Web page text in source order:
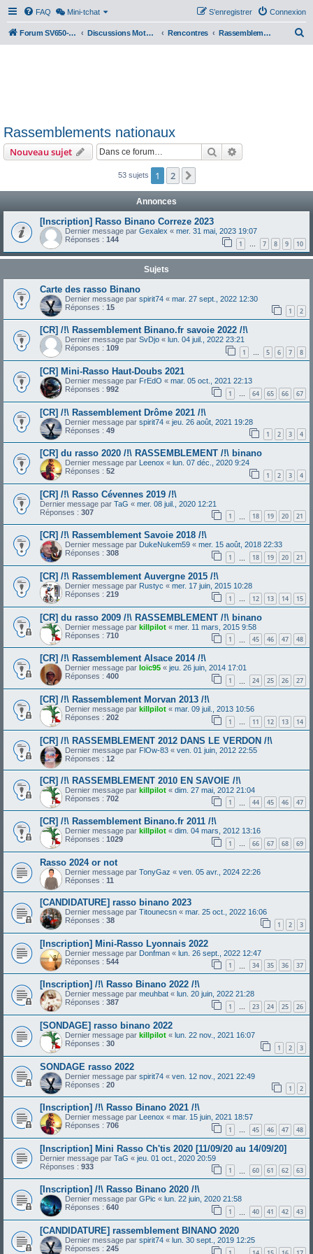
FAQ Mini-tchat Connexion
S’enregistrer
Forum SV650-SV1000 Discussions Motos & Motard(e)s Rencontres Rassemblements nationaux
Rassemblements nationaux
Nouveau sujet Rechercher
53 sujets 1 2
Annonces
[Inscription] Rasso Binano Correze 2023
Dernier message par Gexalex « mer. 31 mai, 2023 19:07
Réponses : 144 1 … 7 8 9 10
Sujets
Carte des rasso Binano
Dernier message par spirit74 « mar. 27 sept., 2022 12:30
Réponses : 15 1 2
[CR] /!\ Rassemblement Binano.fr savoie 2022 /!\
Dernier message par SvDjo « lun. 04 juil., 2022 23:21
Réponses : 109 1 … 5 6 7 8
[CR] Mini-Rasso Haut-Doubs 2021
Dernier message par FrEdO « mar. 05 oct., 2021 22:13
Réponses : 992 1 … 64 65 66 67
[CR] /!\ Rassemblement Drôme 2021 /!\
Dernier message par spirit74 « jeu. 26 août, 2021 19:28
Réponses : 49 1 2 3 4
[CR] du rasso 2020 /!\ RASSEMBLEMENT /!\ binano
Dernier message par Leenox « lun. 07 déc., 2020 9:24
Réponses : 52 1 2 3 4
[CR] /!\ Rasso Cévennes 2019 /!\
Dernier message par TaG « mer. 08 juil., 2020 12:21
Réponses : 307 1 18 19 20 21
[CR] /!\ Rassemblement Savoie 2018 /!\
Dernier message par DukeNukem59 « mer. 15 août, 2018 22:33
Réponses : 308 1 18 19 20 21
[CR] /!\ Rassemblement Auvergne 2015 /!\
Dernier message par Rustyc « mer. 17 juin, 2015 10:28
Réponses : 219 1 … 12 13 14 15
[CR] du rasso 2009 /!\ RASSEMBLEMENT /!\ binano
Dernier message par killpilot « mer. 11 mars, 2015 9:58
Réponses : 710 1 45 46 47 48
[CR] /!\ Rassemblement Alsace 2014 /!\
Dernier message par loïc95 « jeu. 26 juin, 2014 17:01
Réponses : 400 1 24 25 26 27
[CR] /!\ Rassemblement Morvan 2013 /!\
Dernier message par killpilot « mar. 09 juil., 2013 10:56
Réponses : 202 1 … 11 12 13 14
[CR] /!\ RASSEMBLEMENT 2012 DANS LE VERDON /!\
Dernier message par FlOw-83 « ven. 01 juin, 2012 22:55
Réponses : 12
[CR] /!\ RASSEMBLEMENT 2010 EN SAVOIE /!\
Dernier message par killpilot « dim. 27 mai, 2012 21:04
Réponses : 702 1 44 45 46 47
[CR] /!\ Rassemblement Binano.fr 2011 /!\
Dernier message par killpilot « dim. 04 mars, 2012 13:16
Réponses : 1029 1 … 66 67 68 69
Rasso 2024 or not
Dernier message par TonyGaz « ven. 05 avr., 2024 22:26
Réponses : 11
[CANDIDATURE] rasso binano 2023
Dernier message par Titounecsn « mar. 25 oct., 2022 16:06
Réponses : 38 1 2 3
[Inscription] Mini-Rasso Lyonnais 2022
Dernier message par Donfman « lun. 26 sept., 2022 12:47
Réponses : 544 1 34 35 36 37
[Inscription] /!\ Rasso Binano 2022 /!\
Dernier message par meuhbat « lun. 20 juin, 2022 21:28
Réponses : 387 1 … 23 24 25 26
[SONDAGE] rasso binano 2022
Dernier message par killpilot « lun. 22 nov., 2021 16:07
Réponses : 30 1 2 3
SONDAGE rasso 2022
Dernier message par spirit74 « ven. 12 nov., 2021 22:49
Réponses : 20 1 2
[Inscription] /!\ Rasso Binano 2021 /!\
Dernier message par Leenox « mar. 15 juin, 2021 18:57
Réponses : 706 1 … 45 46 47 48
[Inscription] Mini Rasso Ch'tis 2020 [11/09/20 au 14/09/20]
Dernier message par TaG « jeu. 01 oct., 2020 20:59
Réponses : 933 1 60 61 62 63
[Inscription] /!\ Rasso Binano 2020 /!\
Dernier message par GPic « lun. 22 juin, 2020 21:58
Réponses : 640 1 40 41 42 43
[CANDIDATURE] rassemblement BINANO 2020
Dernier message par spirit74 « lun. 30 sept., 2019 12:25
Réponses : 245